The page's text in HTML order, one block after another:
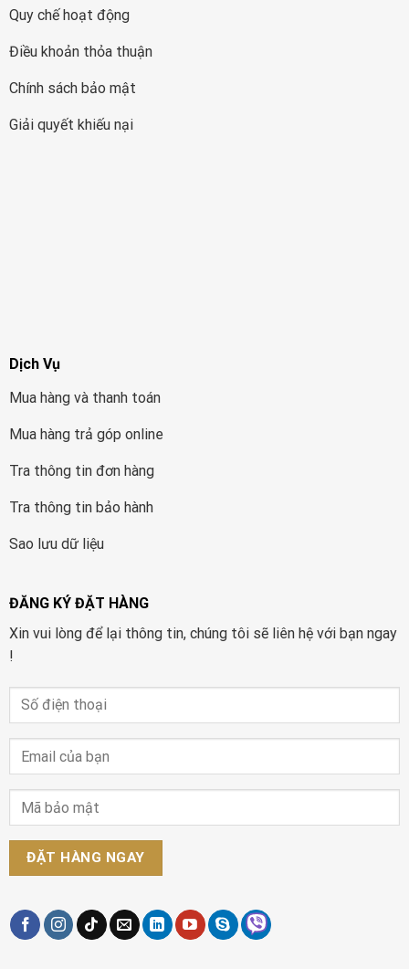
Quy chế hoạt động
Điều khoản thỏa thuận
Chính sách bảo mật
Giải quyết khiếu nại
Dịch Vụ
Mua hàng và thanh toán
Mua hàng trả góp online
Tra thông tin đơn hàng
Tra thông tin bảo hành
Sao lưu dữ liệu
ĐĂNG KÝ ĐẶT HÀNG
Xin vui lòng để lại thông tin, chúng tôi sẽ liên hệ với bạn ngay
!